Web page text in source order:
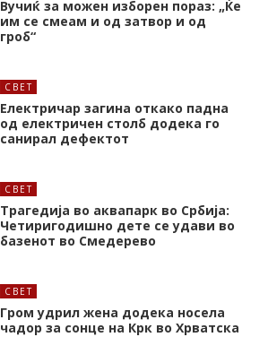
Вучиќ за можен изборен пораз: „Ќе
им се смеам и од затвор и од
гроб“
СВЕТ
Електричар загина откако падна
од електричен столб додека го
санирал дефектот
СВЕТ
Трагедија во аквапарк во Србија:
Четиригодишно дете се удави во
базенот во Смедерево
СВЕТ
Гром удрил жена додека носела
чадор за сонце на Крк во Хрватска